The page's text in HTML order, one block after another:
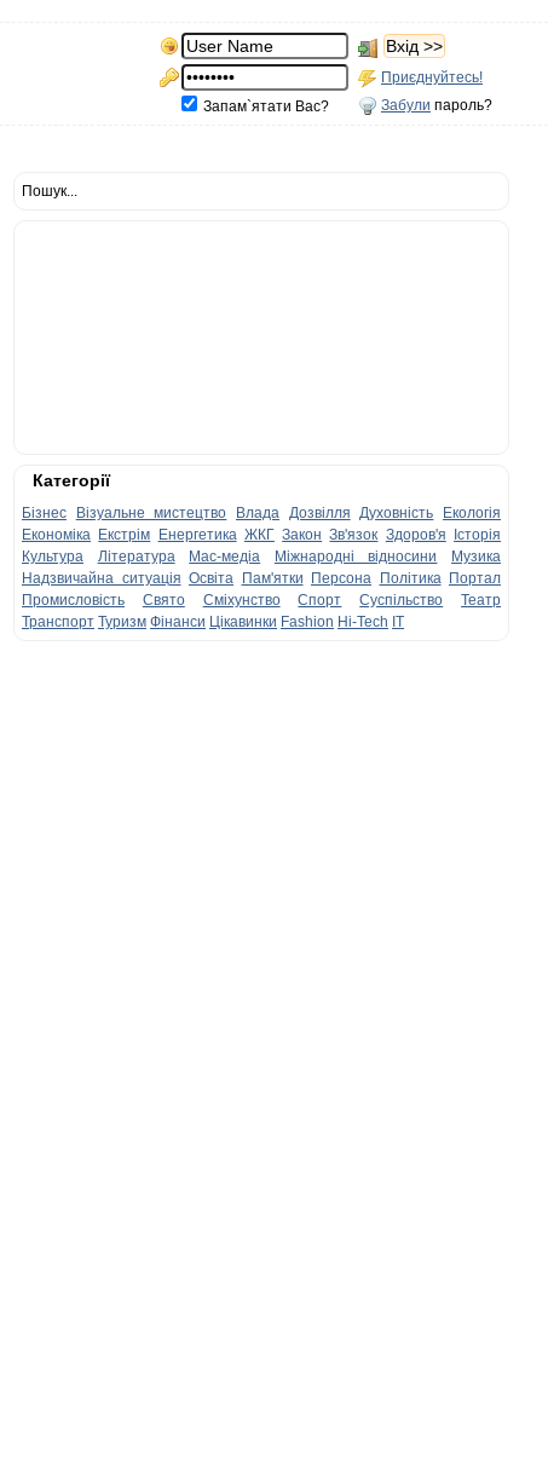
Приєднуйтесь!
Запам`ятати Вас?
Забули пароль?
Пошук...
Категорії
Бізнес Візуальне мистецтво Влада Дозвілля Духовність
Екологія
Економіка Екстрім Енергетика ЖКГ Закон Зв'язок Здоров'я
Історія
Культура
Література Мас-медіа Міжнародні відносини
Музика
Надзвичайна ситуація Освіта Пам'ятки Персона Політика
Портал
Промисловість
Свято Сміхунство Спорт Суспільство
Театр
Транспорт Туризм Фінанси Цікавинки Fashion Hi-Tech IT